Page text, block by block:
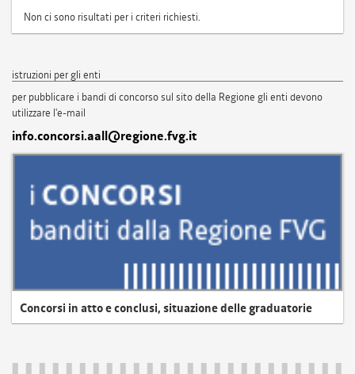
Non ci sono risultati per i criteri richiesti.
istruzioni per gli enti
per pubblicare i bandi di concorso sul sito della Regione gli enti devono
utilizzare l'e-mail
info.concorsi.aall@regione.fvg.it
Concorsi in atto e conclusi, situazione delle graduatorie